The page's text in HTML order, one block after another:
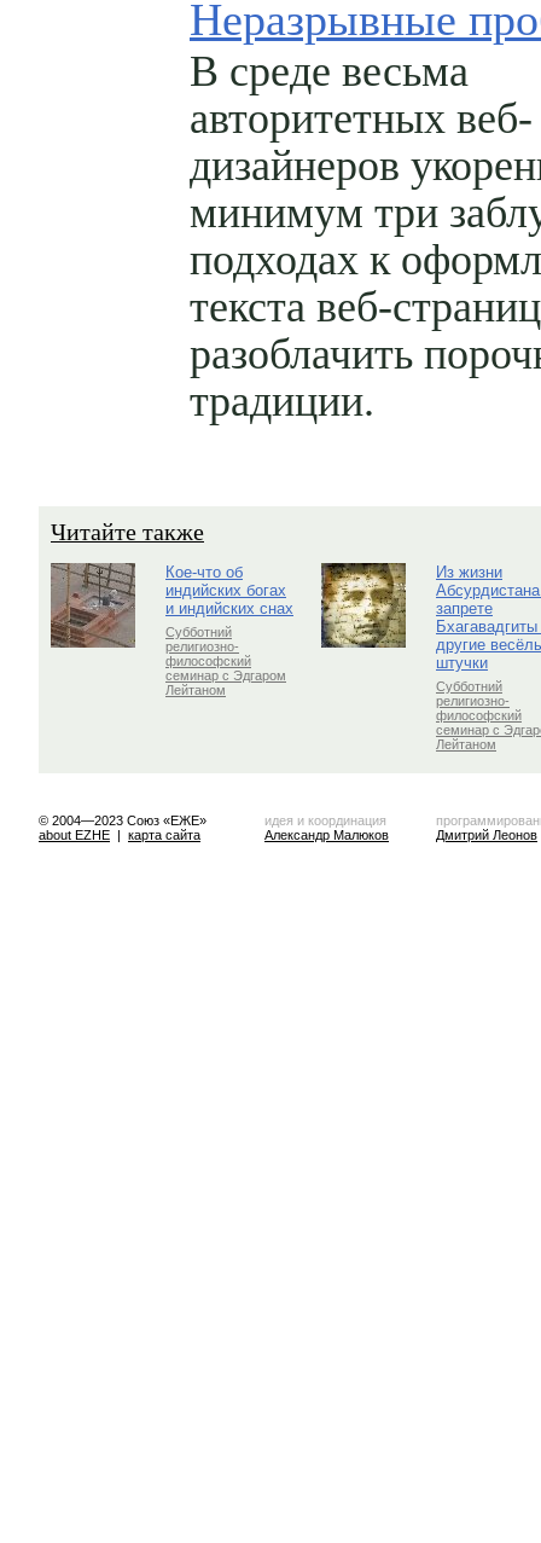
Неразрывные
В среде весьма
авторитетных веб-
дизайнеров
минимум три
подходах к
текста веб-
разоблачить
традиции.
Читайте также
Кое-что об
индийских богах
и индийских снах
Субботний
религиозно-
философский
семинар с Эдгаром
Лейтаном
Из жизни
запрете
Бхагавадгиты
другие
штучки
Субботний
религиозно-
философский
семинар с
Лейтаном
© 2004—2023 Союз «ЕЖЕ»
about EZHE | карта сайта
идея и координация
Александр Малюков
Дмитрий Леонов